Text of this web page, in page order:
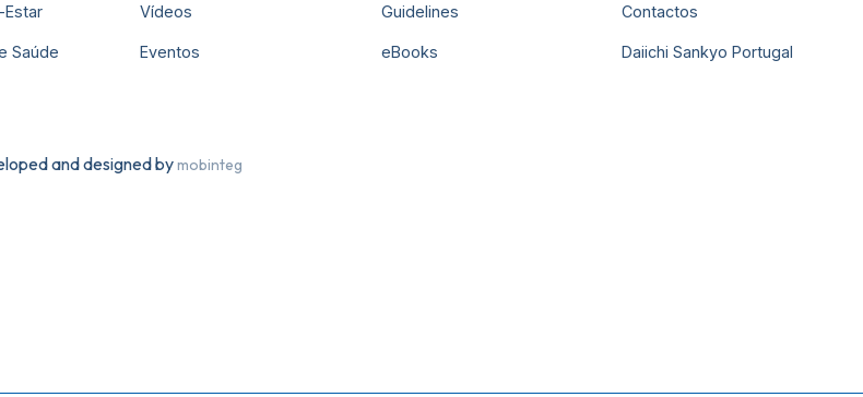
Estar
Saúde
Vídeos
Eventos
Guidelines
eBooks
Contactos
Daiichi Sankyo Portugal
and designed bymobinteg